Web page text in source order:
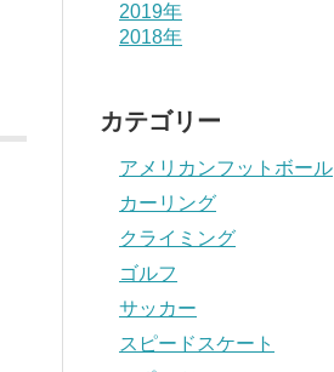
2019年
2018年
カテゴリー
アメリカンフットボール
カーリング
クライミング
ゴルフ
サッカー
スピードスケート